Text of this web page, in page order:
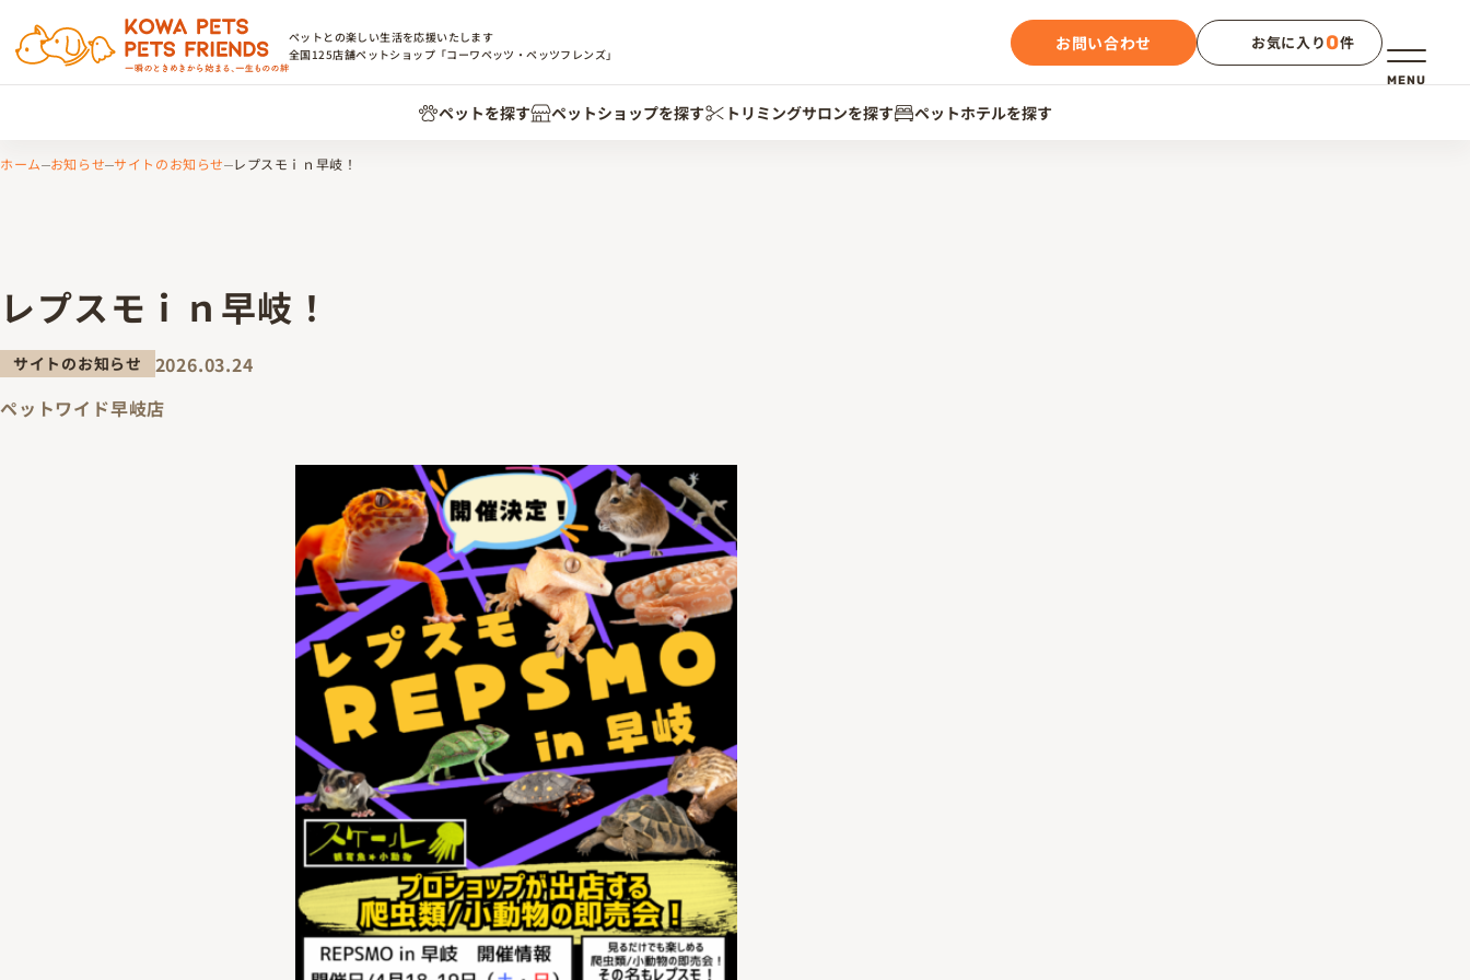
メニュー
MENU
ペットとの楽しい生活を応援いたします
全国125店舗ペットショップ「コーワペッツ・ペッツフレンズ」
お問い合わせ お気に入り0件
ペットを探す ペットショップを探す トリミングサロンを探す ペットホテルを探す
ホーム お知らせ サイトのお知らせ レプスモｉｎ早岐！
レプスモｉｎ早岐！
サイトのお知らせ
2026.03.24
ペットワイド早岐店